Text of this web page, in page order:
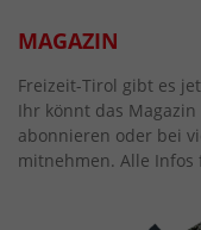
MAGAZIN
Freizeit-Tirol gibt es
Ihr könnt das
abonnieren oder bei
mitnehmen. Alle